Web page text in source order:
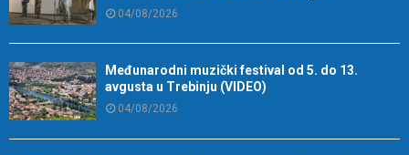
04/08/2026
Međunarodni muzički festival od 5. do 13.
avgusta u Trebinju (VIDEO)
04/08/2026